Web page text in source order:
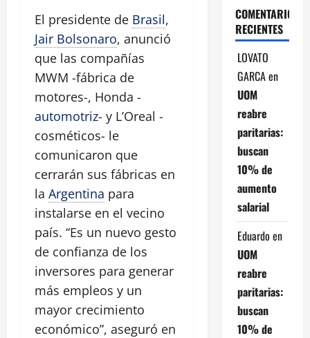
El presidente de Brasil,
Jair Bolsonaro, anunció
que las compañías
MWM -fábrica de
motores-, Honda -
automotriz- y L’Oreal -
cosméticos- le
comunicaron que
cerrarán sus fábricas en
la Argentina para
instalarse en el vecino
país. “Es un nuevo gesto
de confianza de los
inversores para generar
más empleos y un
mayor crecimiento
económico”, aseguró en
COMENTARIOS
RECIENTES
LOVATO
GARCAen
UOM
reabre
paritarias:
buscan
10% de
aumento
salarial
Eduardo en
UOM
reabre
paritarias:
buscan
10% de